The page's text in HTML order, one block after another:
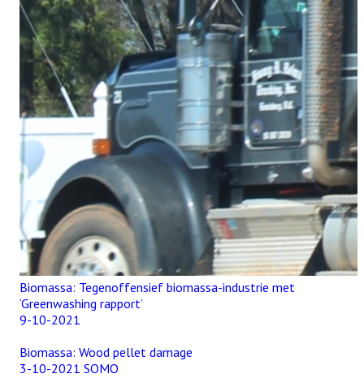
Biomassa: Tegenoffensief biomassa-industrie met
‘Greenwashing rapport’
9-10-2021
Biomassa: Wood pellet damage
3-10-2021 SOMO